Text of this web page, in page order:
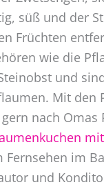
süß und der
Früchten
wie die
und
Mit den
nach Omas
im
und